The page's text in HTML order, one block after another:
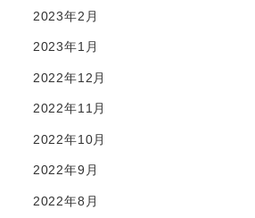
2023年2月
2023年1月
2022年12月
2022年11月
2022年10月
2022年9月
2022年8月